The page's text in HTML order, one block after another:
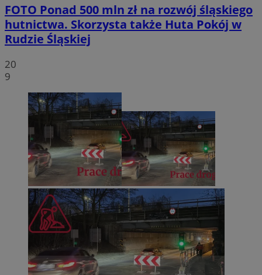
FOTO Ponad 500 mln zł na rozwój śląskiego
hutnictwa. Skorzysta także Huta Pokój w
Rudzie Śląskiej
20
9